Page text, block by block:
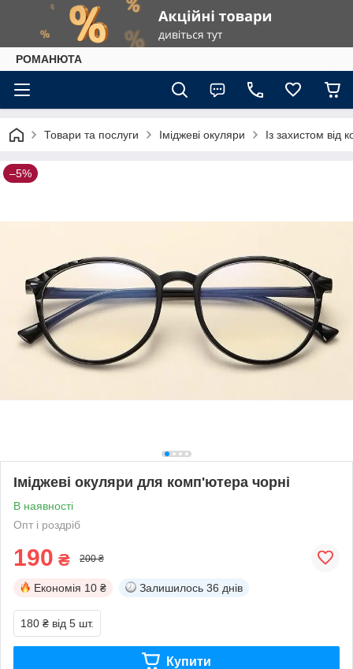
РОМАНЮТА
Товари та послуги Іміджеві окуляри Із захистом від
–5%
Іміджеві окуляри для комп'ютера чорні
В наявності
Опт і роздріб
190 ₴ 200 ₴
Економія 10 ₴ Залишилось 36 днів
180 ₴ від 5 шт.
Купити